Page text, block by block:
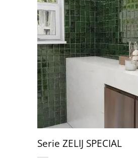
Serie ZELIJ SPECIAL